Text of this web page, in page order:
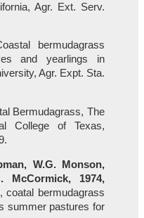
Agr. Ext. Serv.
bermudagrass
and yearlings in
Agr. Expt. Sta.
Bermudagrass, The
College of Texas,
W.G. Monson,
McCormick, 1974,
coatal bermudagrass
summer pastures for